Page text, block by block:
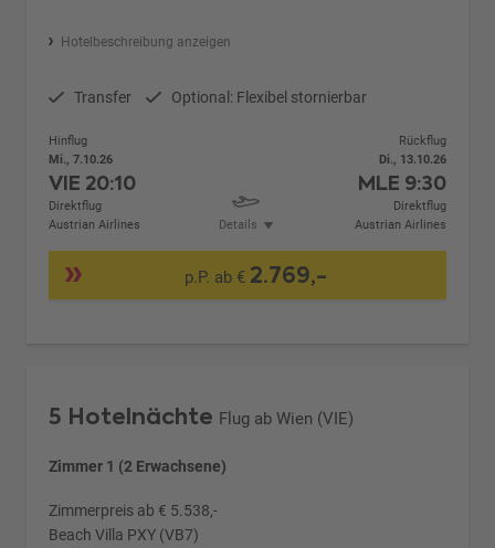
Hotelbeschreibung anzeigen
Transfer Optional: Flexibel stornierbar
Hinflug
Mi., 7.10.26
VIE 20:10
Direktflug
Austrian Airlines
Details
Rückflug
Di., 13.10.26
MLE 9:30
Direktflug
Austrian Airlines
p.P. ab € 2.769,-
5 Hotelnächte Flug ab Wien (VIE)
Zimmer 1 (2 Erwachsene)
Zimmerpreis ab € 5.538,-
Beach Villa PXY (VB7)